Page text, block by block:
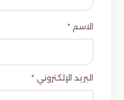
الاسم*
البريد الإلكتروني*